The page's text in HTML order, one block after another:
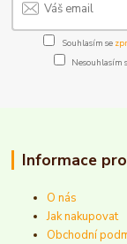
Souhlasím se
Nesouhlasím
Informace
O nás
Jak nakupovat
Obchodní